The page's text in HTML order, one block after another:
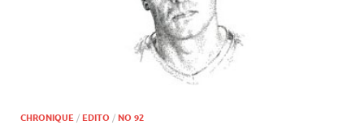
CHRONIQUE / EDITO / NO 92